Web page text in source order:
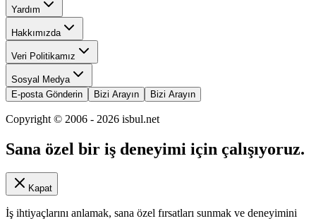
Yardım
Hakkımızda
Veri Politikamız
Sosyal Medya
E-posta Gönderin
Bizi Arayın Bizi Arayın
Copyright © 2006 - 2026 isbul.net
Sana özel bir iş deneyimi için çalışıyoruz.
Kapat
İş ihtiyaçlarını anlamak, sana özel fırsatları sunmak ve deneyimini